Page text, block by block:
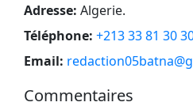
Adresse: Algerie.
Téléphone: +213 33 81 30
Email:
Commentaires